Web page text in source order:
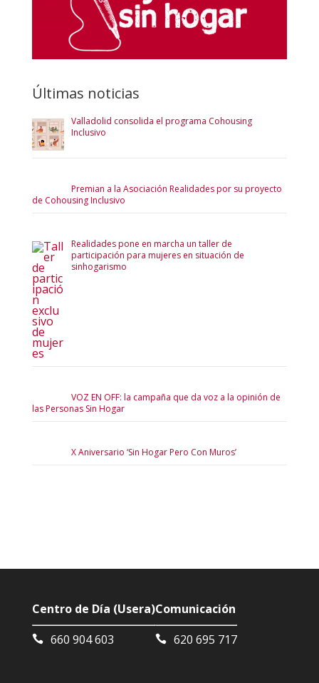
Últimas noticias
Valladolid consolida el programa Cohousing
Inclusivo
Premian a la Asociación Realidades por su proyecto
de Cohousing Inclusivo
Realidades pone en marcha un taller de
participación para mujeres en situación de
sinhogarismo
VOZ EN OFF: la campaña que da voz a la opinión de
las Personas Sin Hogar
X Aniversario ‘Sin Hogar Pero Con Muros’
Centro de Día (Usera)
660 904 603
Comunicación
620 695 717